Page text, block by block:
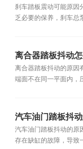
刹车踏板震动可能原因
乏必要的保养，刹车总
离合器踏板抖动
离合器踏板抖动的原因
端面不在同一平面内，
汽车油门踏板抖
汽车油门踏板抖动的原
存在缺缸的故障，导致